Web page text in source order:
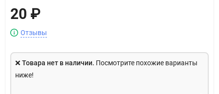
20 ₽
Отзывы
❌ Товара нет в наличии. Посмотрите похожие варианты
ниже!